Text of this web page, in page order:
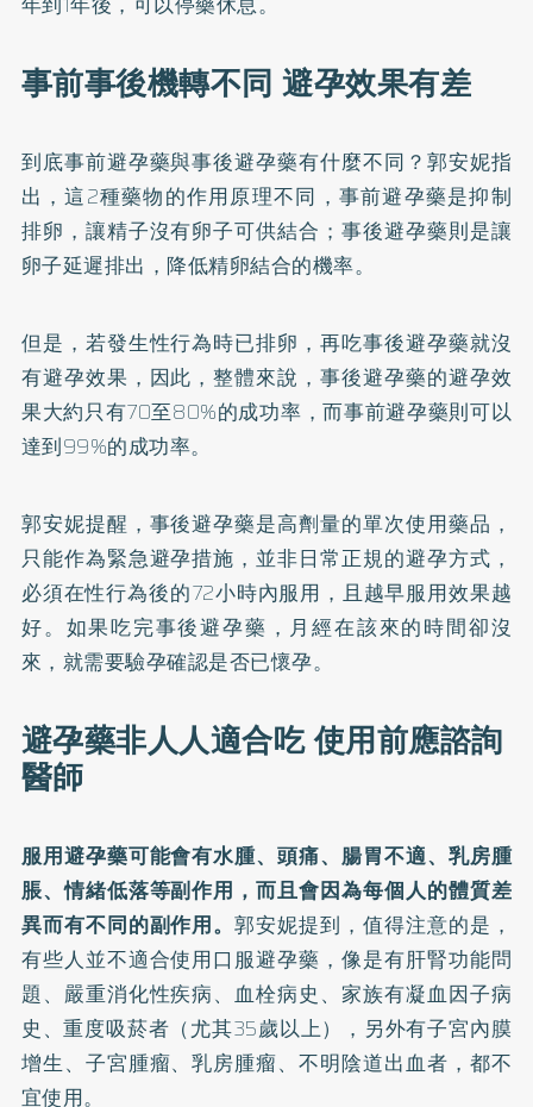
事前事後機轉不同 避孕效果有差
到底事前避孕藥與事後避孕藥有什麼不同？郭安妮指
出，這2種藥物的作用原理不同，事前避孕藥是抑制
排卵，讓精子沒有卵子可供結合；事後避孕藥則是讓
卵子延遲排出，降低精卵結合的機率。
但是，若發生性行為時已排卵，再吃事後避孕藥就沒
有避孕效果，因此，整體來說，事後避孕藥的避孕效
果大約只有70至80%的成功率，而事前避孕藥則可以
達到99%的成功率。
郭安妮提醒，事後避孕藥是高劑量的單次使用藥品，
只能作為緊急避孕措施，並非日常正規的避孕方式，
必須在性行為後的72小時內服用，且越早服用效果越
好。如果吃完事後避孕藥，月經在該來的時間卻沒
來，就需要驗孕確認是否已懷孕。
避孕藥非人人適合吃 使用前應諮詢
醫師
服用避孕藥可能會有水腫、頭痛、腸胃不適、乳房腫
脹、情緒低落等副作用，而且會因為每個人的體質差
異而有不同的副作用。郭安妮提到，值得注意的是，
有些人並不適合使用口服避孕藥，像是有肝腎功能問
題、嚴重消化性疾病、血栓病史、家族有凝血因子病
史、重度吸菸者（尤其35歲以上），另外有子宮內膜
增生、子宮腫瘤、乳房腫瘤、不明陰道出血者，都不
宜使用。